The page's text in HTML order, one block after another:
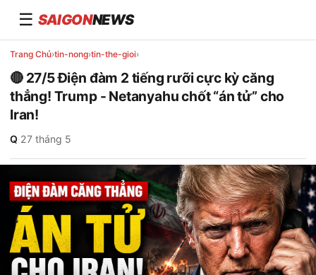
☰ SAIGONNEWS
Trang Chủ›tin-nong›tin-the-gioi›
🔴 27/5 Điện đàm 2 tiếng rưỡi cực kỳ căng
thẳng! Trump - Netanyahu chốt “án tử” cho
Iran!
Q·27 tháng 5